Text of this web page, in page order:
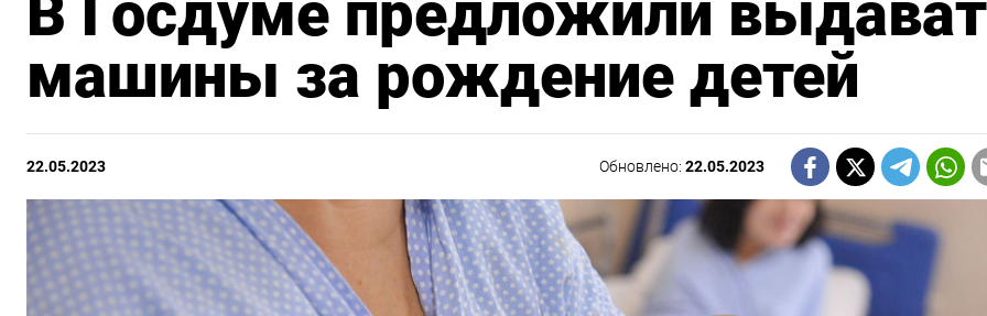
машины за рождение детей
22.05.2023 Обновлено:22.05.2023